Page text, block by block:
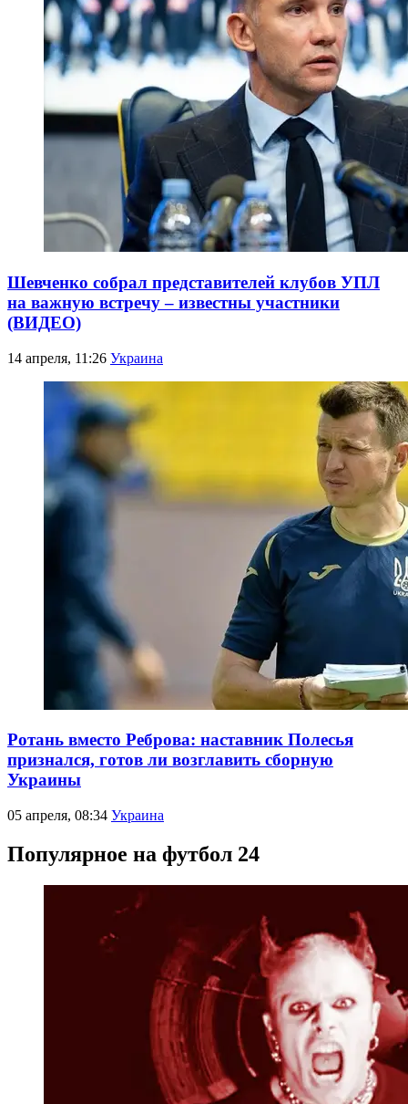
Шевченко собрал представителей клубов УПЛ
на важную встречу – известны участники
(ВИДЕО)
14 апреля, 11:26 Украина
Ротань вместо Реброва: наставник Полесья
признался, готов ли возглавить сборную
Украины
05 апреля, 08:34 Украина
Популярное на футбол 24